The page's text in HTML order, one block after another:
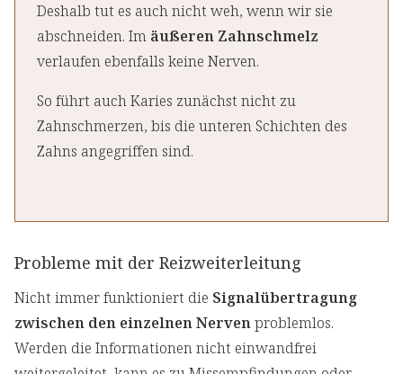
Deshalb tut es auch nicht weh, wenn wir sie
abschneiden. Im äußeren Zahnschmelz
verlaufen ebenfalls keine Nerven.
So führt auch Karies zunächst nicht zu
Zahnschmerzen, bis die unteren Schichten des
Zahns angegriffen sind.
Probleme mit der Reizweiterleitung
Nicht immer funktioniert die Signalübertragung
zwischen den einzelnen Nervenproblemlos.
Werden die Informationen nicht einwandfrei